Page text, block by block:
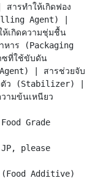
รทำให้เกิดฟอง
Agent) |
เกิดความชุ่มชื้น
หาร (Packaging
ที่ใช้ขับดัน
| สารช่วยจับ
ตัว (Stabilizer) |
ามข้นเหนียว
Grade
JP, please
(Food Additive)